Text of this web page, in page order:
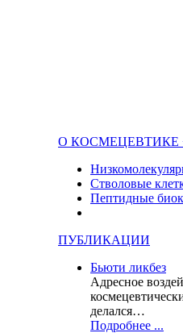
О КОСМЕЦЕВТИКЕ
Стволовые
Пептидные
ПУБЛИКАЦИИ
Бьюти ликбез
Адресное
делался…
Подробнее ...